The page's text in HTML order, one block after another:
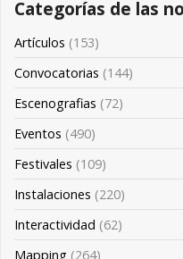
Categorías de las
Artículos (153)
Convocatorias (144)
Escenografias (72)
Eventos (490)
Festivales (109)
Instalaciones (220)
Interactividad (62)
Mapping (264)